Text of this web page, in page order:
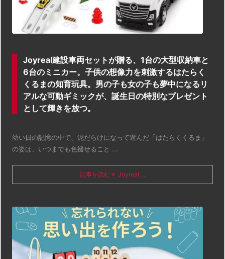
Joyreal建設車両セットが贈る、1台の大型収納車と
6台のミニカー。子供の想像力を刺激するはたらく
くるまの知育玩具。男の子も女の子も夢中になるリ
アルな可動ギミックが、誕生日の特別なプレゼント
として輝きを放つ。
幼い日の記憶の中で、泥だらけになって遊んだ「はたらくくるま」
の姿は、いつまでも色褪せること ...
記事を読む Joyreal ...